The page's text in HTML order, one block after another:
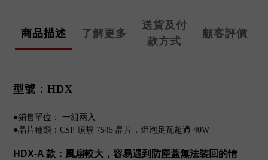
商品描述 了解更多
送貨及付
款方式
顧客評價
型號：HDX
●銷售單位： 一組兩入
●晶片種類：CSP 頂規 7545 晶片，燈泡足瓦超過 40W
HDX-A 款 ：風扇較大，容易遇到防塵蓋無法裝回的情